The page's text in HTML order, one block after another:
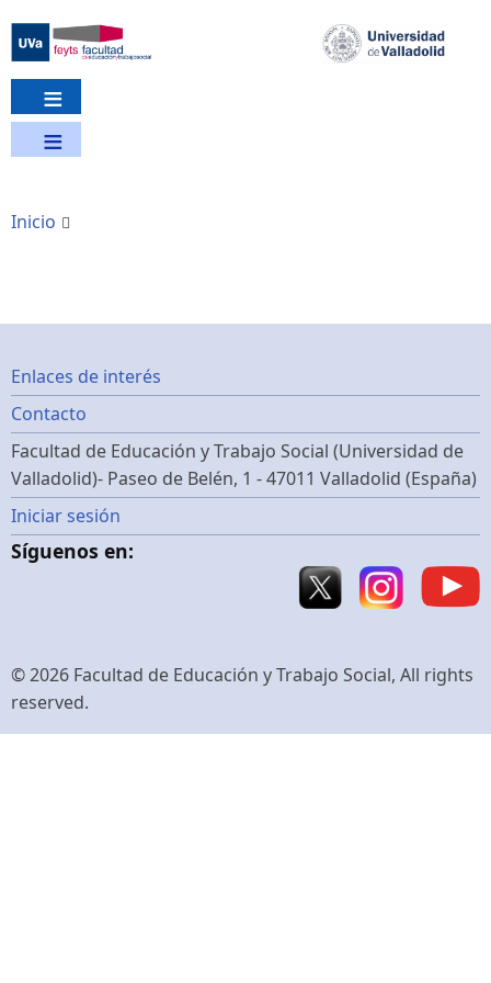
contenido
principal
Inicio
Footer
menu
Enlaces de interés
Contacto
Facultad de Educación y Trabajo Social (Universidad de
Valladolid)- Paseo de Belén, 1 - 47011 Valladolid (España)
Menú
de
de
usuario
Iniciar sesión
Síguenos en:
© 2026 Facultad de Educación y Trabajo Social, All rights
reserved.